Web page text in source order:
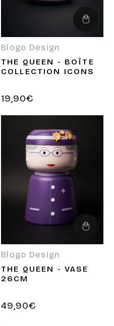
Ajouter
Fournisseur :
Blogo Design
THE QUEEN - BOÎTE
COLLECTION ICONS
Prix
habituel
19,90€
Ajouter
Fournisseur :
Blogo Design
THE QUEEN - VASE
26CM
Prix
49,90€